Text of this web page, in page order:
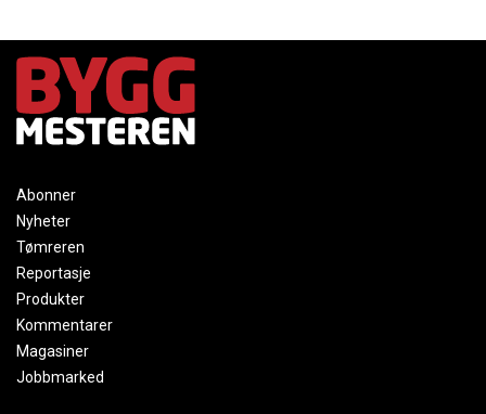
Abonner
Nyheter
Tømreren
Reportasje
Produkter
Kommentarer
Magasiner
Jobbmarked